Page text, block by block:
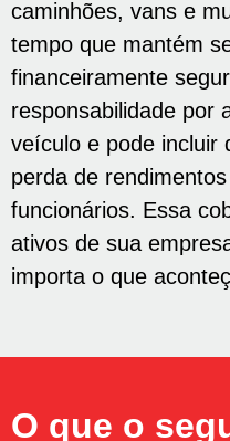
caminhões, vans e
tempo que mantém
financeiramente
responsabilidade por
veículo e pode incluir
perda de
funcionários. Essa
ativos de sua
importa o que
O que o